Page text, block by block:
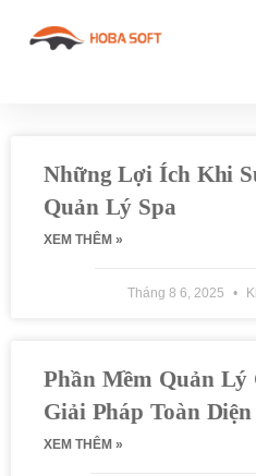
Dịch Vụ Khác
Những Lợi Ích Khi
Quản Lý Spa
XEM THÊM »
Tháng 8 6, 2025
Phần Mềm Quản Lý
Giải Pháp Toàn
XEM THÊM »